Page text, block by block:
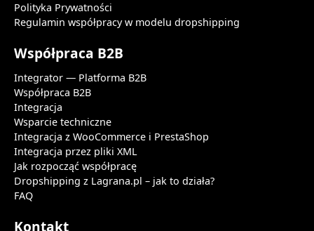
Polityka Prywatności
Regulamin współpracy w modelu dropshipping
Współpraca B2B
Integrator — Platforma B2B
Współpraca B2B
Integracja
Wsparcie techniczne
Integracja z WooCommerce i PrestaShop
Integracja przez pliki XML
Jak rozpocząć współpracę
Dropshipping z Lagrana.pl – jak to działa?
FAQ
Kontakt